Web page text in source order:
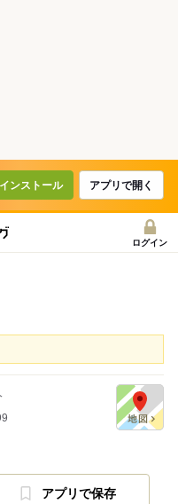
インストール アプリで開く
ログイン
アプリで保存